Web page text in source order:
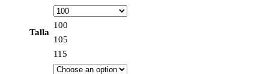
Talla
100
105
115